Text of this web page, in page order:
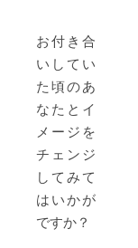
お付き合
いしてい
た頃のあ
なたとイ
メージを
チェンジ
してみて
はいかが
ですか？